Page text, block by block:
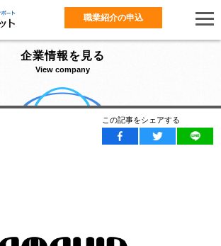
職業紹介の申込
企業情報を見る
View company
この記事をシェアする